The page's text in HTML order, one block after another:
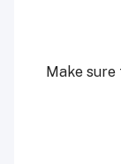
Make sure